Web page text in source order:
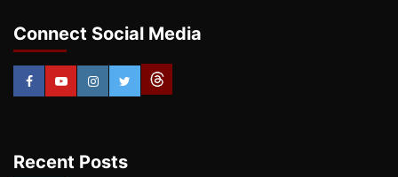
Connect Social Media
Recent Posts